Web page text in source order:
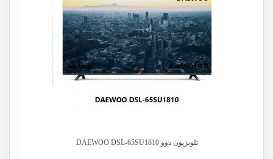
تلویزیون دوو DAEWOO DSL-65SU1810